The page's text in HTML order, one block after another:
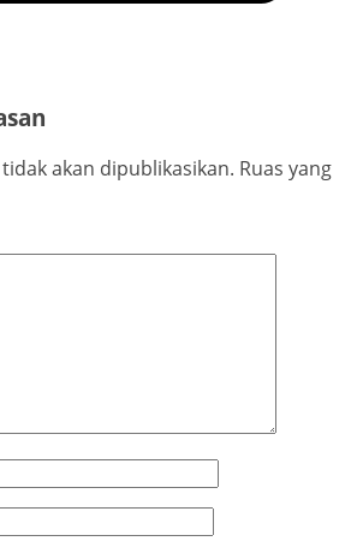
akan dipublikasikan. Ruas yang